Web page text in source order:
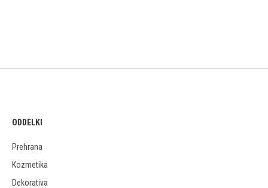
ODDELKI
Prehrana
Kozmetika
Dekorativa